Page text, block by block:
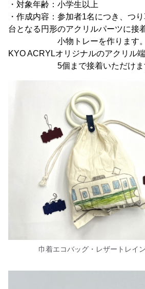
・対象年齢：小学生以上
・作成内容：参加者1名につき、つ
台となる円形のアクリルパーツに接
小物トレーを作ります。ご
KYO ACRYLオリジナルのアクリル
5個まで接着いただけま
巾着エコバッグ・レザートレイ